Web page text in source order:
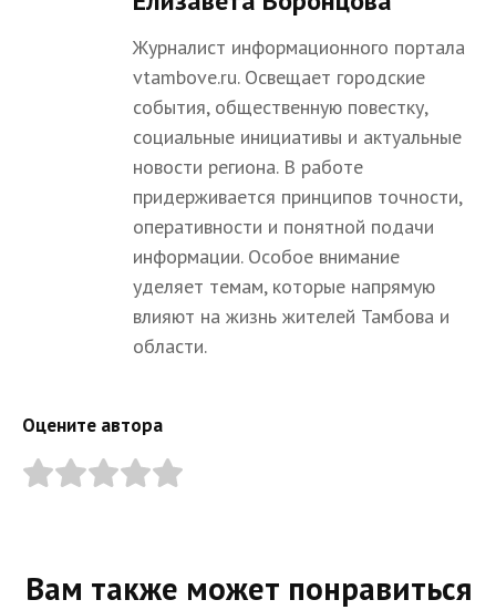
Журналист информационного портала
vtambove.ru. Освещает городские
события, общественную повестку,
социальные инициативы и актуальные
новости региона. В работе
придерживается принципов точности,
оперативности и понятной подачи
информации. Особое внимание
уделяет темам, которые напрямую
влияют на жизнь жителей Тамбова и
области.
Оцените автора
Вам также может понравиться